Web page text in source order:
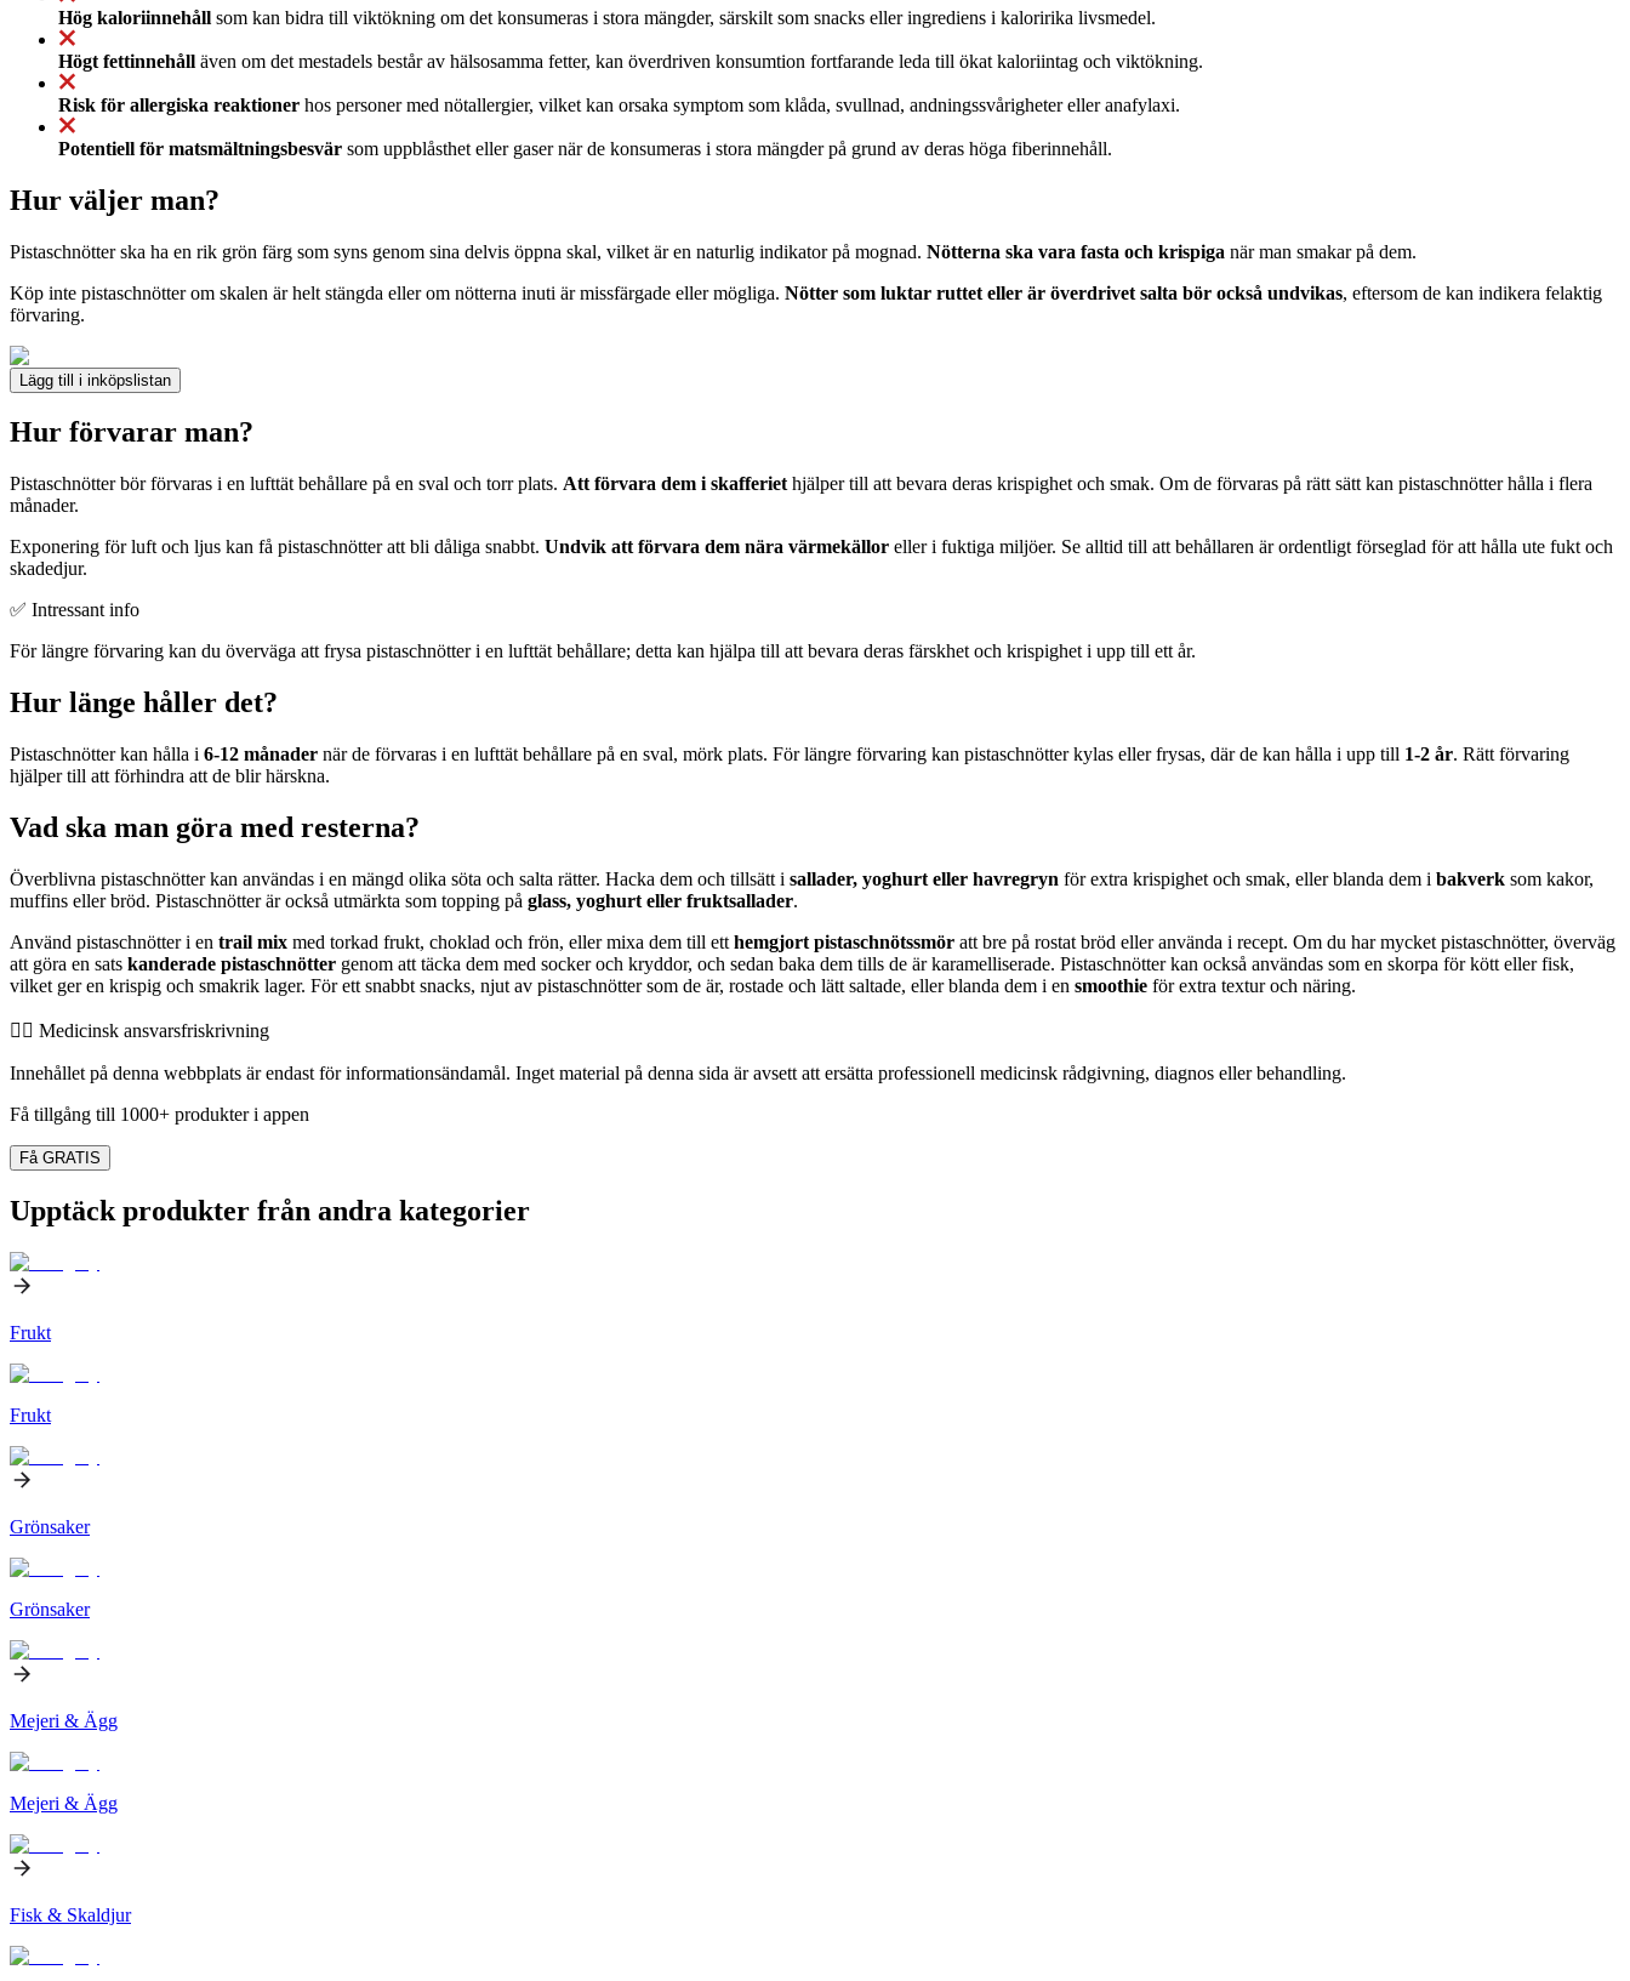
Hög kaloriinnehåll som kan bidra till viktökning om det konsumeras i stora mängder, särskilt som snacks eller ingrediens i kaloririka livsmedel.
Högt fettinnehåll även om det mestadels består av hälsosamma fetter, kan överdriven konsumtion fortfarande leda till ökat kaloriintag och viktökning.
Risk för allergiska reaktioner hos personer med nötallergier, vilket kan orsaka symptom som klåda, svullnad, andningssvårigheter eller anafylaxi.
Potentiell för matsmältningsbesvär som uppblåsthet eller gaser när de konsumeras i stora mängder på grund av deras höga fiberinnehåll.
Hur väljer man?
Pistaschnötter ska ha en rik grön färg som syns genom sina delvis öppna skal, vilket är en naturlig indikator på mognad. Nötterna ska vara fasta och krispiga när man smakar på dem.
Köp inte pistaschnötter om skalen är helt stängda eller om nötterna inuti är missfärgade eller mögliga. Nötter som luktar ruttet eller är överdrivet salta bör också undvikas, eftersom de kan indikera felaktig
förvaring.
Lägg till i inköpslistan
Hur förvarar man?
Pistaschnötter bör förvaras i en lufttät behållare på en sval och torr plats. Att förvara dem i skafferiet hjälper till att bevara deras krispighet och smak. Om de förvaras på rätt sätt kan pistaschnötter hålla i flera
månader.
Exponering för luft och ljus kan få pistaschnötter att bli dåliga snabbt. Undvik att förvara dem nära värmekällor eller i fuktiga miljöer. Se alltid till att behållaren är ordentligt förseglad för att hålla ute fukt och
skadedjur.
✅ Intressant info
För längre förvaring kan du överväga att frysa pistaschnötter i en lufttät behållare; detta kan hjälpa till att bevara deras färskhet och krispighet i upp till ett år.
Hur länge håller det?
Pistaschnötter kan hålla i 6-12 månader när de förvaras i en lufttät behållare på en sval, mörk plats. För längre förvaring kan pistaschnötter kylas eller frysas, där de kan hålla i upp till 1-2 år. Rätt förvaring
hjälper till att förhindra att de blir härskna.
Vad ska man göra med resterna?
Överblivna pistaschnötter kan användas i en mängd olika söta och salta rätter. Hacka dem och tillsätt i sallader, yoghurt eller havregryn för extra krispighet och smak, eller blanda dem i bakverk som kakor,
muffins eller bröd. Pistaschnötter är också utmärkta som topping på glass, yoghurt eller fruktsallader.
Använd pistaschnötter i en trail mix med torkad frukt, choklad och frön, eller mixa dem till ett hemgjort pistaschnötssmör att bre på rostat bröd eller använda i recept. Om du har mycket pistaschnötter, överväg
att göra en sats kanderade pistaschnötter genom att täcka dem med socker och kryddor, och sedan baka dem tills de är karamelliserade. Pistaschnötter kan också användas som en skorpa för kött eller fisk,
vilket ger en krispig och smakrik lager. För ett snabbt snacks, njut av pistaschnötter som de är, rostade och lätt saltade, eller blanda dem i en smoothie för extra textur och näring.
👨‍⚕️️ Medicinsk ansvarsfriskrivning
Innehållet på denna webbplats är endast för informationsändamål. Inget material på denna sida är avsett att ersätta professionell medicinsk rådgivning, diagnos eller behandling.
Få tillgång till 1000+ produkter i appen
Få GRATIS
Upptäck produkter från andra kategorier
Frukt
Frukt
Grönsaker
Grönsaker
Mejeri & Ägg
Mejeri & Ägg
Fisk & Skaldjur